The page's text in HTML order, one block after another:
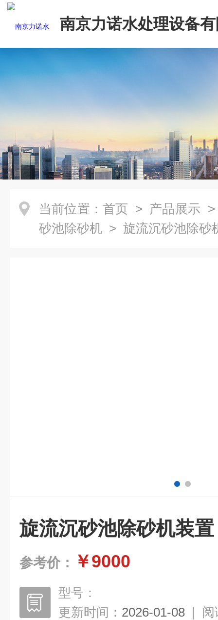
南京力诺水处理设备
当前位置： 首页 > 产品展示
砂池除砂机 > 旋流沉砂池除砂
旋流沉砂池除砂机装置
参考价： ￥9000
型号：
更新时间： 2026-01-08 | 阅